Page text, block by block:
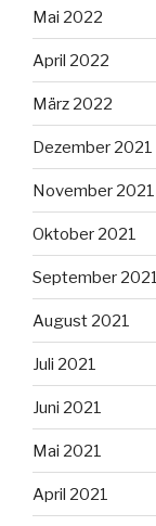
Mai 2022
April 2022
März 2022
Dezember 2021
November 2021
Oktober 2021
September 2021
August 2021
Juli 2021
Juni 2021
Mai 2021
April 2021